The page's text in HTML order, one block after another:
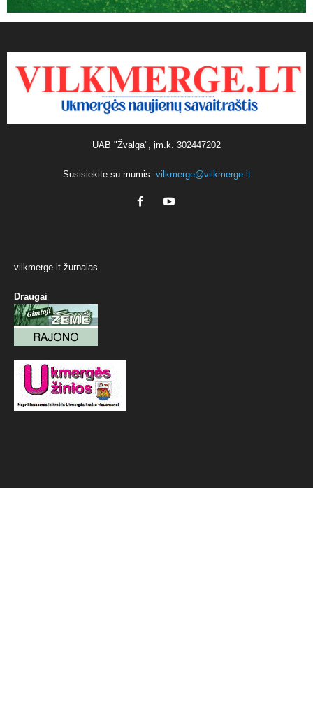
UAB "Žvalga", įm.k. 302447202
Susisiekite su mumis: vilkmerge@vilkmerge.lt
vilkmerge.lt žurnalas
Draugai